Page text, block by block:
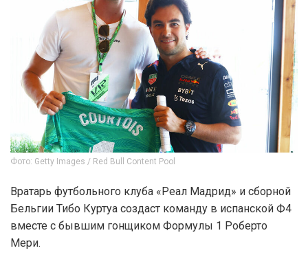
Фото: Getty Images / Red Bull Content Pool
Вратарь футбольного клуба «Реал Мадрид» и сборной
Бельгии Тибо Куртуа создаст команду в испанской Ф4
вместе с бывшим гонщиком Формулы 1 Роберто
Мери.